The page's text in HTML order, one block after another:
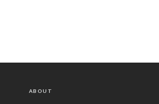
ABOUT